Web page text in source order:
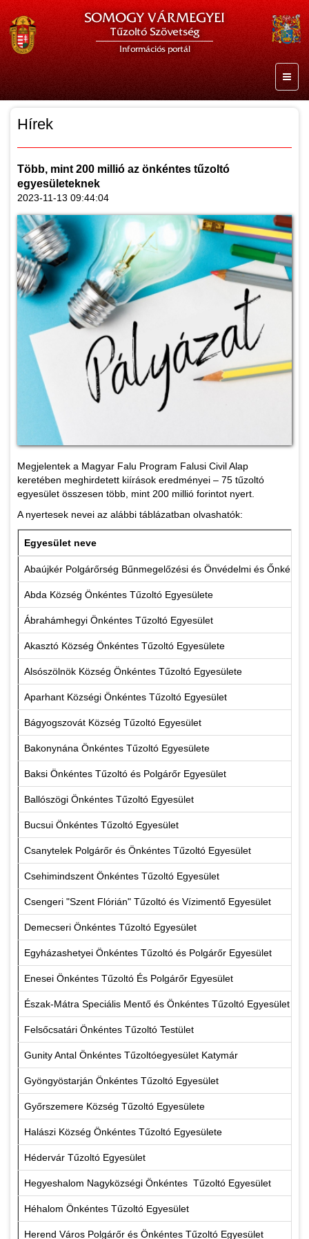
SOMOGY VÁRMEGYEI
Tűzoltó Szövetség
Információs portál
Hírek
Több, mint 200 millió az önkéntes tűzoltó
egyesületeknek
2023-11-13 09:44:04
Megjelentek a Magyar Falu Program Falusi Civil Alap
keretében meghirdetett kiírások eredményei – 75 tűzoltó
egyesület összesen több, mint 200 millió forintot nyert.
A nyertesek nevei az alábbi táblázatban olvashatók:
Egyesület neve
Abaújkér Polgárőrség Bűnmegelőzési és Önvédelmi és
Abda Község Önkéntes Tűzoltó Egyesülete
Ábrahámhegyi Önkéntes Tűzoltó Egyesület
Akasztó Község Önkéntes Tűzoltó Egyesülete
Alsószölnök Község Önkéntes Tűzoltó Egyesülete
Aparhant Községi Önkéntes Tűzoltó Egyesület
Bágyogszovát Község Tűzoltó Egyesület
Bakonynána Önkéntes Tűzoltó Egyesülete
Baksi Önkéntes Tűzoltó és Polgárőr Egyesület
Ballószögi Önkéntes Tűzoltó Egyesület
Bucsui Önkéntes Tűzoltó Egyesület
Csanytelek Polgárőr és Önkéntes Tűzoltó Egyesület
Csehimindszent Önkéntes Tűzoltó Egyesület
Csengeri "Szent Flórián" Tűzoltó és Vízimentő Egyesület
Demecseri Önkéntes Tűzoltó Egyesület
Egyházashetyei Önkéntes Tűzoltó és Polgárőr Egyesület
Enesei Önkéntes Tűzoltó És Polgárőr Egyesület
Észak-Mátra Speciális Mentő és Önkéntes Tűzoltó Egyesület
Felsőcsatári Önkéntes Tűzoltó Testület
Gunity Antal Önkéntes Tűzoltóegyesület Katymár
Gyöngyöstarján Önkéntes Tűzoltó Egyesület
Győrszemere Község Tűzoltó Egyesülete
Halászi Község Önkéntes Tűzoltó Egyesülete
Hédervár Tűzoltó Egyesület
Hegyeshalom Nagyközségi Önkéntes Tűzoltó Egyesület
Héhalom Önkéntes Tűzoltó Egyesület
Herend Város Polgárőr és Önkéntes Tűzoltó Egyesület